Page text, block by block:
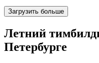
Загрузить больше
Летний
Петербурге